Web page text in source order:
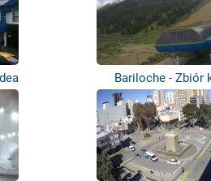
Bariloche - Zbiór